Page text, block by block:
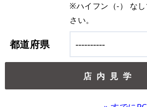
※ハイフン（-） な
さい。
都道府県